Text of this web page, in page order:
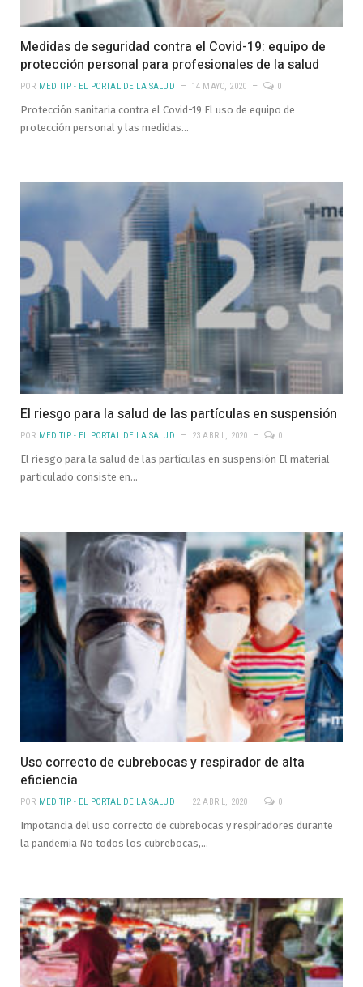
Medidas de seguridad contra el Covid-19: equipo de
protección personal para profesionales de la salud
POR MEDITIP - EL PORTAL DE LA SALUD 14 MAYO, 2020 0
Protección sanitaria contra el Covid-19 El uso de equipo de
protección personal y las medidas…
El riesgo para la salud de las partículas en suspensión
POR MEDITIP - EL PORTAL DE LA SALUD 23 ABRIL, 2020 0
El riesgo para la salud de las partículas en suspensión El material
particulado consiste en…
Uso correcto de cubrebocas y respirador de alta
eficiencia
POR MEDITIP - EL PORTAL DE LA SALUD 22 ABRIL, 2020 0
Impotancia del uso correcto de cubrebocas y respiradores durante
la pandemia No todos los cubrebocas,…